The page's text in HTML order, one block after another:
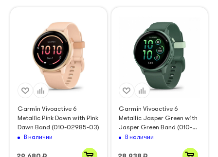
Garmin Vivoactive 6
Metallic Pink Dawn with Pink
Dawn Band (010-02985-03)
В наличии
Garmin Vivoactive 6
Metallic Jasper Green with
Jasper Green Band (010-
02985-02)
В наличии